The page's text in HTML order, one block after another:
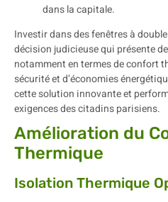
Investir dans des fenêtres à
décision judicieuse qui présente
notamment en termes de confort
sécurité et d’économies
cette solution innovante et
exigences des citadins parisiens.
Amélioration du
Thermique
Isolation Thermique